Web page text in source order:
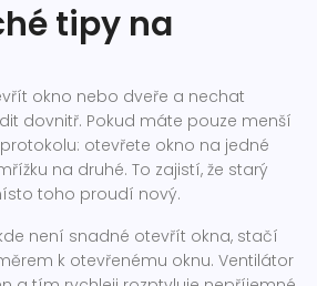
tipy na
okno nebo dveře a nechat
dovnitř. Pokud máte pouze menší
otevřete okno na jedné
na druhé. To zajistí, že starý
toho proudí nový.
není snadné otevřít okna, stačí
k otevřenému oknu. Ventilátor